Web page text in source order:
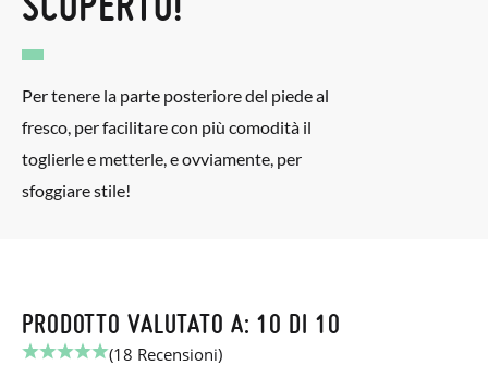
Per tenere la parte posteriore del piede al
fresco, per facilitare con più comodità il
toglierle e metterle, e ovviamente, per
sfoggiare stile!
PRODOTTO VALUTATO A: 10 DI 10
(18 Recensioni)